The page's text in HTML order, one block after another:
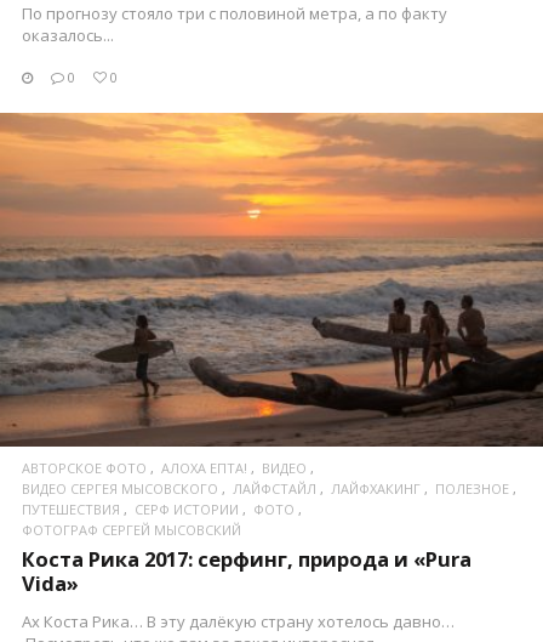
По прогнозу стояло три с половиной метра, а по факту
оказалось...
0 0
ПОСМОТРЕТЬ
АВТОРСКОЕ ФОТО АЛОХА ЕПТА!
ВИДЕО
ВИДЕО СЕРГЕЯ МЫСОВСКОГО
ЛАЙФСТАЙЛ ЛАЙФХАКИНГ
ПОЛЕЗНОЕ
ПУТЕШЕСТВИЯ
СЕРФ ИСТОРИИ
ФОТО
ФОТОГРАФ СЕРГЕЙ МЫСОВСКИЙ
Коста Рика 2017: серфинг, природа и «Pura
Vida»
Ах Коста Рика… В эту далёкую страну хотелось давно…